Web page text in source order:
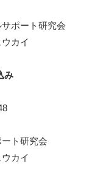
ポート研究会
カイ
み
ト研究会
カイ